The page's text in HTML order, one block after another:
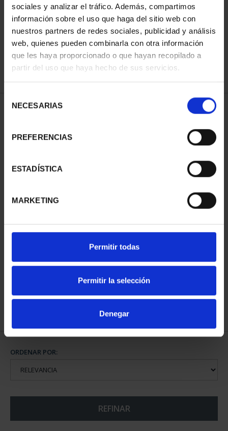
sociales y analizar el tráfico. Además, compartimos
información sobre el uso que haga del sitio web con
nuestros partners de redes sociales, publicidad y análisis
web, quienes pueden combinarla con otra información
que les haya proporcionado o que hayan recopilado a
partir del uso que haya hecho de sus servicios.
NECESARIAS
PREFERENCIAS
ESTADÍSTICA
MARKETING
Permitir todas
Permitir la selección
Denegar
ORDENAR POR:
REFINAR
1 Productos encontrados
CIUDADES PATRIMONIO
73,00 €
ORDENAR POR:
REFINAR